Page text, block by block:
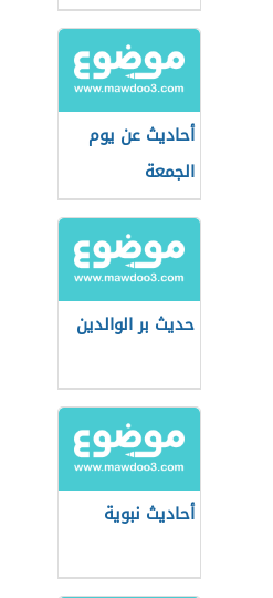
أحاديث عن يوم
الجمعة
حديث بر الوالدين
أحاديث نبوية